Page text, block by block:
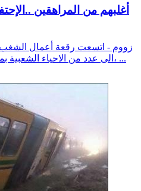
زووم - اتسعت رقعة أعمال الشغب
الى عدد من الاحياء الشعبية بمعتمديتي دوار هيشر ووادي الليل، ...